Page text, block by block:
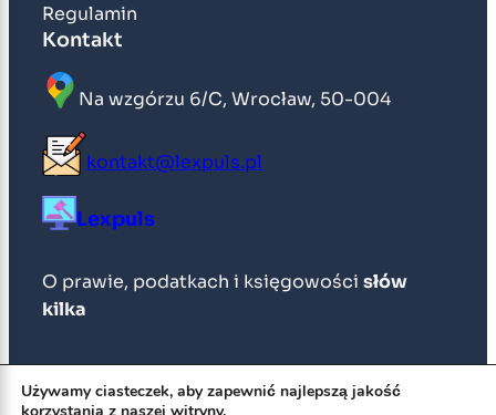
Regulamin
Kontakt
Na wzgórzu 6/C, Wrocław, 50-004
kontakt@lexpuls.pl
Lexpuls
O prawie, podatkach i księgowości słów
kilka
Używamy ciasteczek, aby zapewnić najlepszą jakość